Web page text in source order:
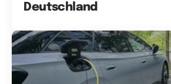
Deutschland